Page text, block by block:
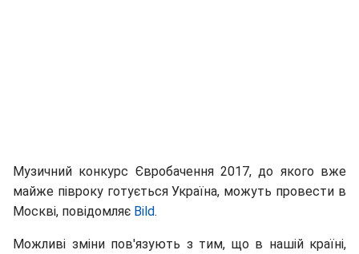
Музичний конкурс Євробачення 2017, до якого вже
майже півроку готується Україна, можуть провести в
Москві, повідомляє Bild.
Можливі зміни пов'язують з тим, що в нашій країні,